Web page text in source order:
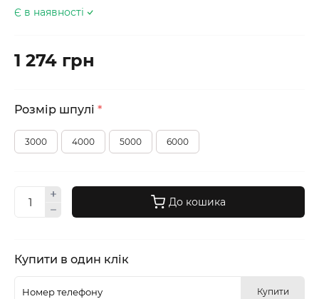
Є в наявності
1 274 грн
Розмір шпулі *
3000 4000 5000 6000
До кошика
Купити в один клік
Купити